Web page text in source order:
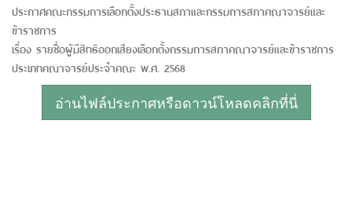
ประกาศคณะกรรมการเลือกตั้งประธานสภาและกรรมการสภาคณาจารย์และ
ข้าราชการ
เรื่อง รายชื่อผู้มีสิทธิออกเสียงเลือกตั้งกรรมการสภาคณาจารย์และข้าราชการ
ประเภทคณาจารย์ประจำคณะ พ.ศ. 2568
อ่านไฟล์ประกาศหรือดาวน์โหลดคลิกที่นี่